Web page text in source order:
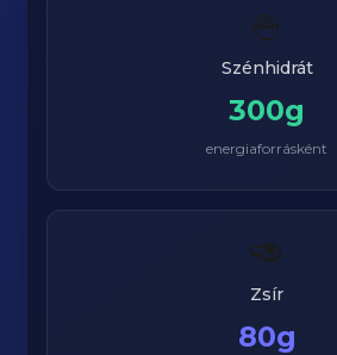
🍚
Szénhidrát
300g
energiaforrásként
🥑
Zsír
80g